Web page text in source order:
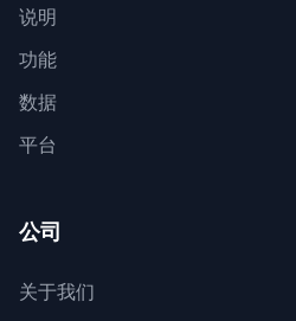
说明
功能
数据
平台
公司
关于我们